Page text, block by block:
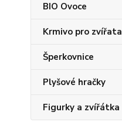
BIO Ovoce
Krmivo pro zvířata
Šperkovnice
Plyšové hračky
Figurky a zvířátka